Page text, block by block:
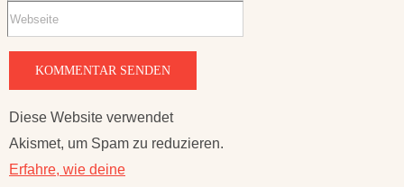
Diese Website verwendet
Akismet, um Spam zu reduzieren.
Erfahre, wie deine